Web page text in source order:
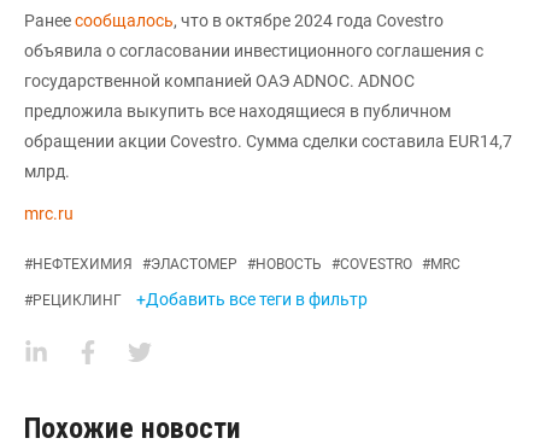
Ранеесообщалось, что в октябре 2024 года Covestro
объявила о согласовании инвестиционного соглашения с
государственной компанией ОАЭ ADNOC. ADNOC
предложила выкупить все находящиеся в публичном
обращении акции Covestro. Сумма сделки составила EUR14,7
млрд.
mrc.ru
#НЕФТЕХИМИЯ #ЭЛАСТОМЕР #НОВОСТЬ #COVESTRO #MRC
#РЕЦИКЛИНГ +Добавить все теги в фильтр
Похожие новости